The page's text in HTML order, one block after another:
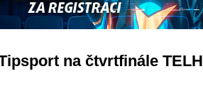
na čtvrtfinále TELH